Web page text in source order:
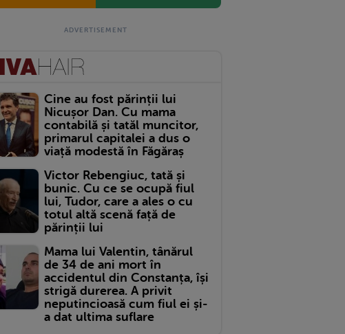
Cine au fost părinții lui
Nicușor Dan. Cu mama
contabilă și tatăl muncitor,
primarul capitalei a dus o
viață modestă în Făgăraș
Victor Rebengiuc, tată și
bunic. Cu ce se ocupă fiul
lui, Tudor, care a ales o cu
totul altă scenă față de
părinții lui
Mama lui Valentin, tânărul
de 34 de ani mort în
accidentul din Constanța, își
strigă durerea. A privit
neputincioasă cum fiul ei și-
a dat ultima suflare